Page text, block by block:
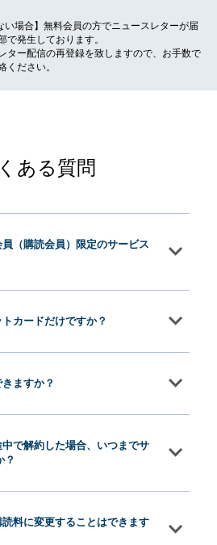
場合】無料会員の方でニュースレターが届
で発生しております。
ター配信の再登録を致しますので、お手数で
ください。
ある質問
（購読会員）限定のサービス
カードだけですか？
ますか？
で解約した場合、いつまでサ
？
料に変更することはできます